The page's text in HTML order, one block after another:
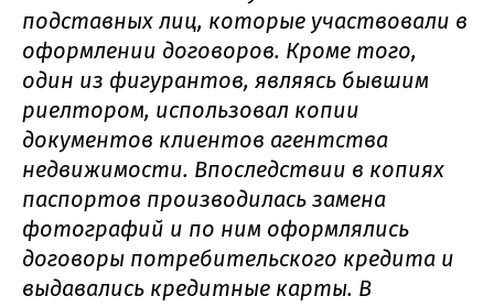
подставных лиц, которые участвовали в
оформлении договоров. Кроме того,
один из фигурантов, являясь бывшим
риелтором, использовал копии
документов клиентов агентства
недвижимости. Впоследствии в копиях
паспортов производилась замена
фотографий и по ним оформлялись
договоры потребительского кредита и
выдавались кредитные карты. В